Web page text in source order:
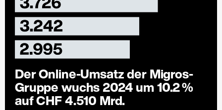
Der Online-Umsatz der Migros-
Gruppe wuchs 2024 um 10.2 %
auf CHF 4.510 Mrd.